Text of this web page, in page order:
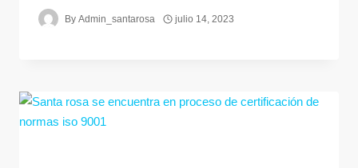
By Admin_santarosa julio 14, 2023